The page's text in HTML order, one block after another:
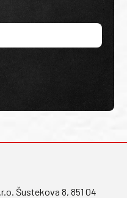
Šustekova 8, 851 04